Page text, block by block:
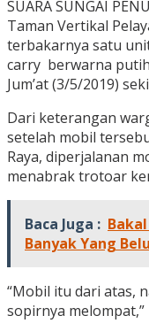
SUARA SUNGAI
Taman Vertikal
terbakarnya satu
carry berwarna
Jum’at (3/5/2019)
Dari keterangan
setelah mobil
Raya, diperjalanan
menabrak trotoar
Baca Juga :
Banyak Yang
“Mobil itu dari atas,
sopirnya melompat,”